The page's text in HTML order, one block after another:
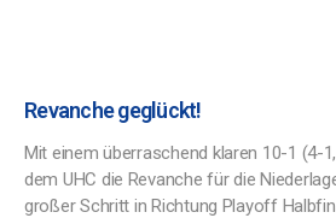
Revanche geglückt!
Mit einem überraschend klaren 10-1 (4-
dem UHC die Revanche für die
großer Schritt in Richtung Playoff